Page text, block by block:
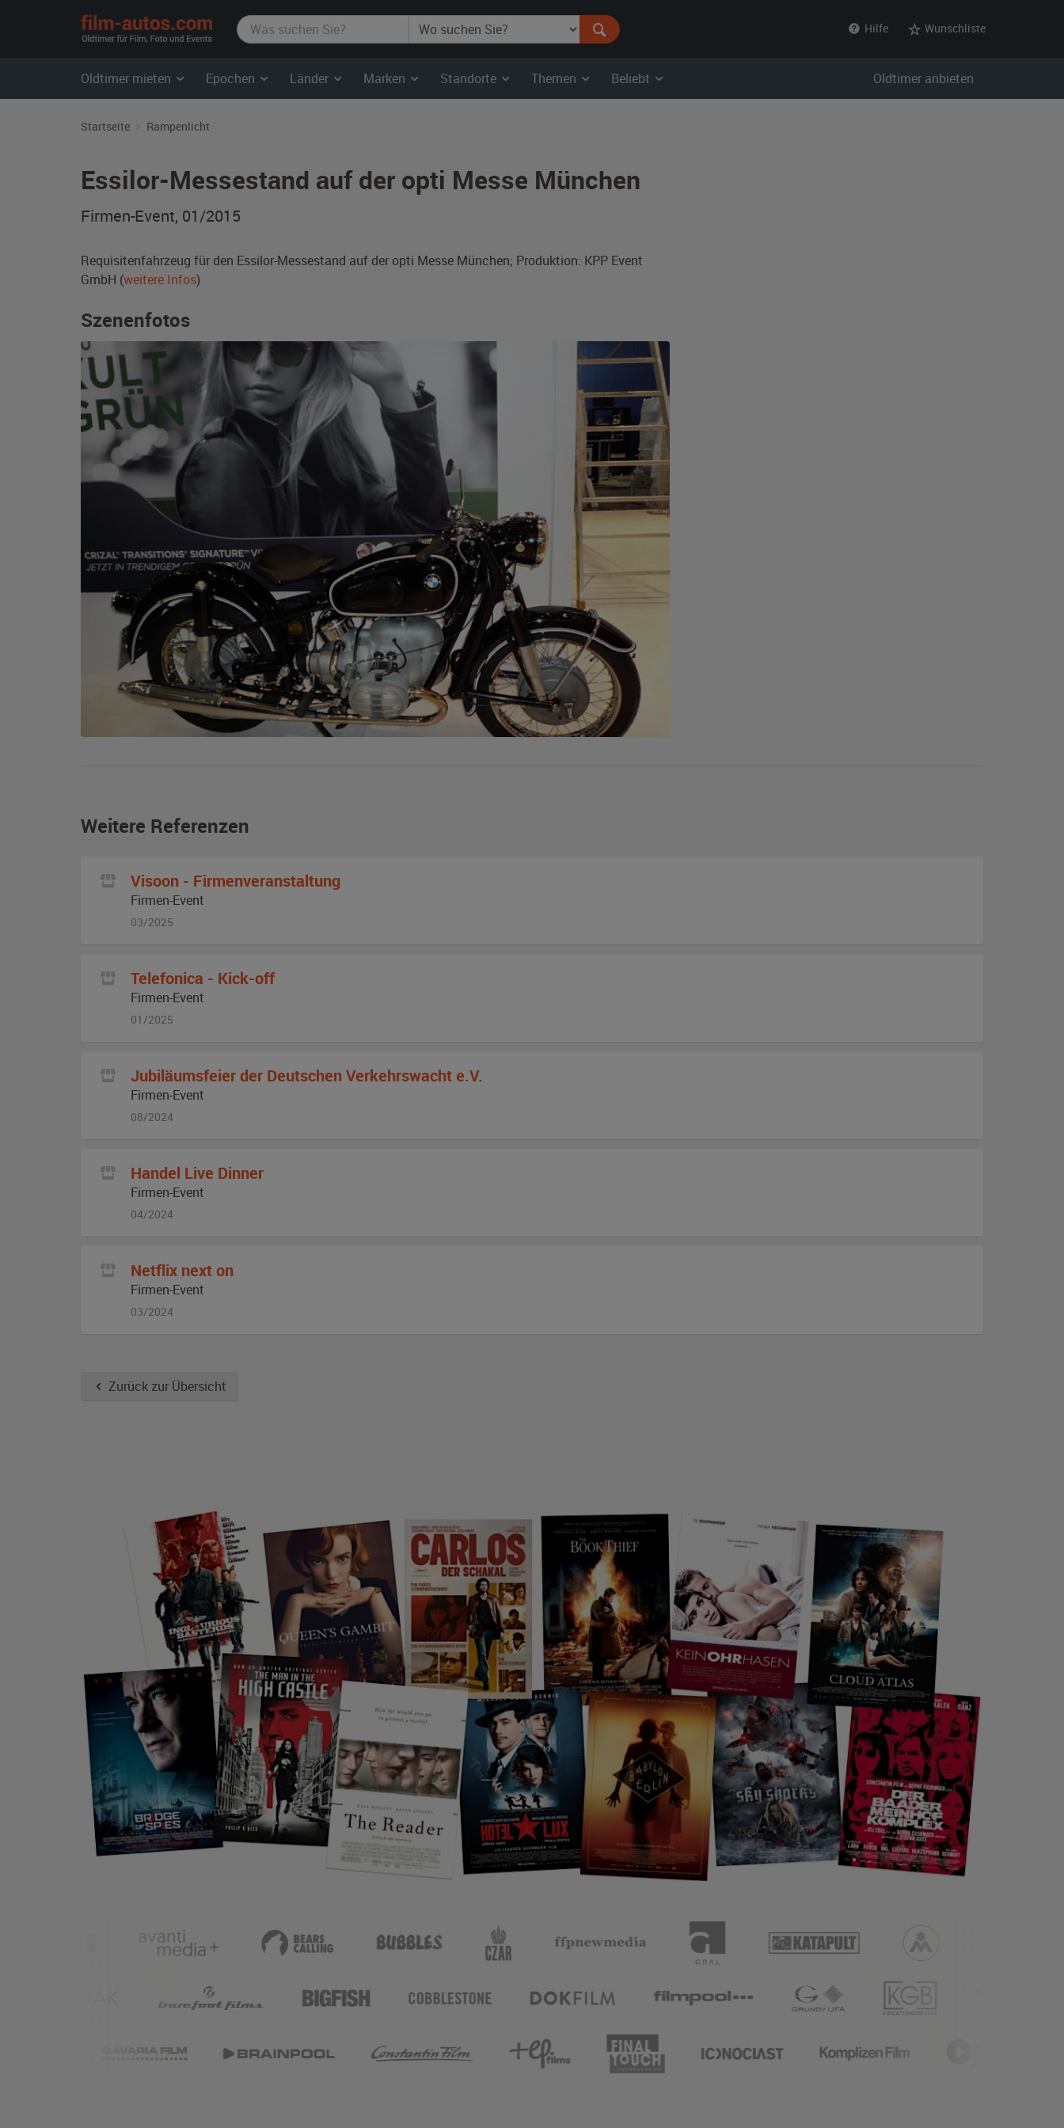
film-
autos.com
Hilfe Wunschliste
Oldtimer mieten Epochen Länder Marken Standorte Themen Beliebt Oldtimer anbieten
Startseite Rampenlicht
Essilor-Messestand auf der opti Messe München
Firmen-Event, 01/2015
Requisitenfahrzeug für den Essilor-Messestand auf der opti Messe München; Produktion: KPP Event
GmbH (weitere Infos)
Szenenfotos
Weitere Referenzen
Visoon - Firmenveranstaltung
Firmen-Event
03/2025
Telefonica - Kick-off
Firmen-Event
01/2025
Jubiläumsfeier der Deutschen Verkehrswacht e.V.
Firmen-Event
08/2024
Handel Live Dinner
Firmen-Event
04/2024
Netflix next on
Firmen-Event
03/2024
Zurück zur Übersicht